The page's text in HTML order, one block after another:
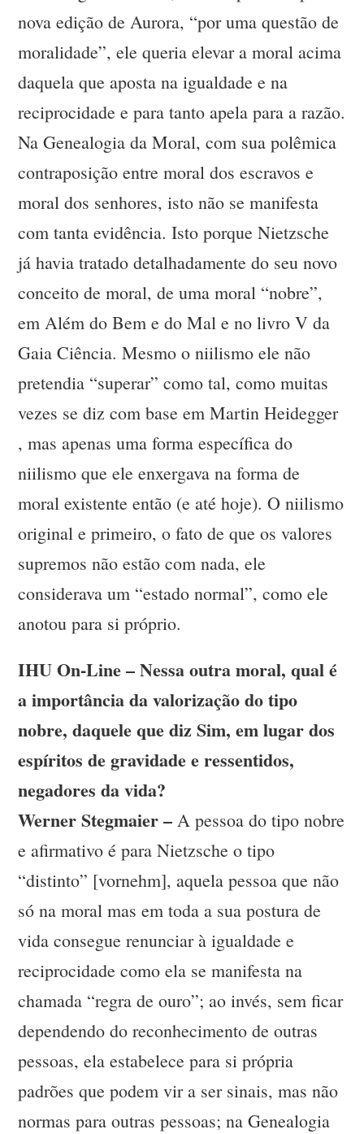
nova edição de Aurora, “por uma questão de
moralidade”, ele queria elevar a moral acima
daquela que aposta na igualdade e na
reciprocidade e para tanto apela para a razão.
Na Genealogia da Moral, com sua polêmica
contraposição entre moral dos escravos e
moral dos senhores, isto não se manifesta
com tanta evidência. Isto porque Nietzsche
já havia tratado detalhadamente do seu novo
conceito de moral, de uma moral “nobre”,
em Além do Bem e do Mal e no livro V da
Gaia Ciência. Mesmo o niilismo ele não
pretendia “superar” como tal, como muitas
vezes se diz com base em Martin Heidegger
, mas apenas uma forma específica do
niilismo que ele enxergava na forma de
moral existente então (e até hoje). O niilismo
original e primeiro, o fato de que os valores
supremos não estão com nada, ele
considerava um “estado normal”, como ele
anotou para si próprio.
IHU On-Line – Nessa outra moral, qual é
a importância da valorização do tipo
nobre, daquele que diz Sim, em lugar dos
espíritos de gravidade e ressentidos,
negadores da vida?
Werner Stegmaier – A pessoa do tipo nobre
e afirmativo é para Nietzsche o tipo
“distinto” [vornehm], aquela pessoa que não
só na moral mas em toda a sua postura de
vida consegue renunciar à igualdade e
reciprocidade como ela se manifesta na
chamada “regra de ouro”; ao invés, sem ficar
dependendo do reconhecimento de outras
pessoas, ela estabelece para si própria
padrões que podem vir a ser sinais, mas não
normas para outras pessoas; na Genealogia